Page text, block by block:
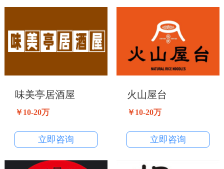
味美亭居酒屋
￥10-20万
立即咨询
火山屋台
￥10-20万
立即咨询